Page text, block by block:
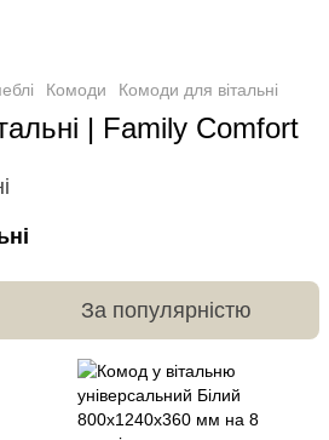
Комоди Комоди для вітальні
| Family Comfort
За популярністю